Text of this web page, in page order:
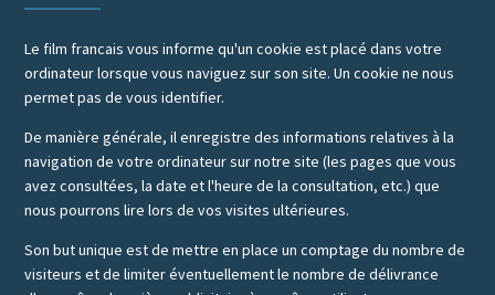
Le film francais vous informe qu'un cookie est placé dans votre
ordinateur lorsque vous naviguez sur son site. Un cookie ne nous
permet pas de vous identifier.
De manière générale, il enregistre des informations relatives à la
navigation de votre ordinateur sur notre site (les pages que vous
avez consultées, la date et l'heure de la consultation, etc.) que
nous pourrons lire lors de vos visites ultérieures.
Son but unique est de mettre en place un comptage du nombre de
visiteurs et de limiter éventuellement le nombre de délivrance